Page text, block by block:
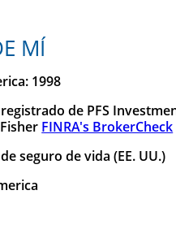
MÍ
1998
de PFS
FINRA's BrokerCheck
seguro de vida (EE. UU.)